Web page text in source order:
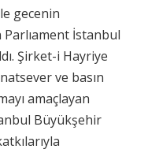
gecenin
İstanbul
Şirket-i Hayriye
ve basın
amaçlayan
Büyükşehir